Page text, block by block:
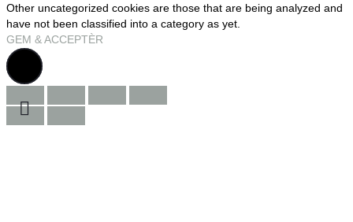
Other uncategorized cookies are those that are being analyzed and
have not been classified into a category as yet.
GEM & ACCEPTÈR